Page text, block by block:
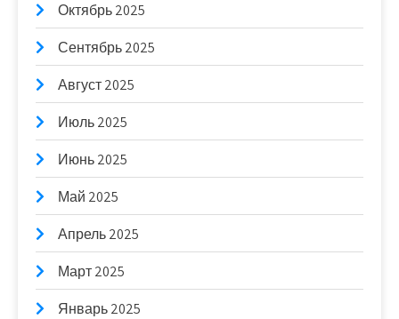
Октябрь 2025
Сентябрь 2025
Август 2025
Июль 2025
Июнь 2025
Май 2025
Апрель 2025
Март 2025
Январь 2025